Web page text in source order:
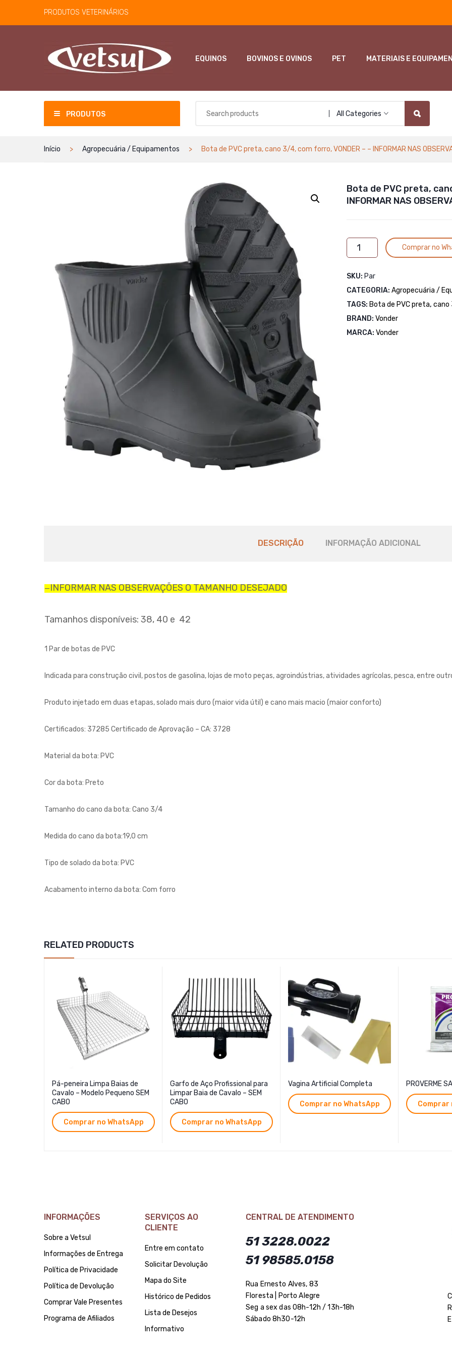
PRODUTOS VETERINÁRIOS
EQUINOS BOVINOS E OVINOS PET MATERIAIS E
PRODUTOS All Categories
Início Agropecuária / Equipamentos Bota de PVC preta, cano 3/4, com forro, VONDER – – INFORMAR NAS
Bota de PVC preta,
INFORMAR NAS
Bota
de
preta,
cano
3/4,
com
VONDER
Comprar no
SKU: Par
CATEGORIA: Agropecuária /
TAGS: Bota de PVC preta, cano
BRAND: Vonder
MARCA: Vonder
DESCRIÇÃO INFORMAÇÃO ADICIONAL
—INFORMAR NAS OBSERVAÇÕES O TAMANHO DESEJADO
Tamanhos disponíveis: 38, 40 e 42
1 Par de botas de PVC
Indicada para construção civil, postos de gasolina, lojas de moto peças, agroindústrias, atividades agrícolas, pesca, entre
Produto injetado em duas etapas, solado mais duro (maior vida útil) e cano mais macio (maior conforto)
Certificados: 37285 Certificado de Aprovação – CA: 3728
Material da bota: PVC
Cor da bota: Preto
Tamanho do cano da bota: Cano 3/4
Medida do cano da bota:19,0 cm
Tipo de solado da bota: PVC
Acabamento interno da bota: Com forro
RELATED PRODUCTS
Pá-peneira Limpa Baias de
Cavalo – Modelo Pequeno SEM
CABO
Comprar no WhatsApp
Garfo de Aço Profissional para
Limpar Baia de Cavalo – SEM
CABO
Comprar no WhatsApp
Vagina Artificial Completa
Comprar no WhatsApp
PROVERME
Comprar
INFORMAÇÕES
Sobre a Vetsul
Informações de Entrega
Política de Privacidade
Política de Devolução
Comprar Vale Presentes
Programa de Afiliados
SERVIÇOS AO
CLIENTE
Entre em contato
Solicitar Devolução
Mapa do Site
Histórico de Pedidos
Lista de Desejos
Informativo
CENTRAL DE ATENDIMENTO
51 3228.0022
51 98585.0158
Rua Ernesto Alves, 83
Floresta | Porto Alegre
Seg a sex das 08h-12h / 13h-18h
Sábado 8h30-12h